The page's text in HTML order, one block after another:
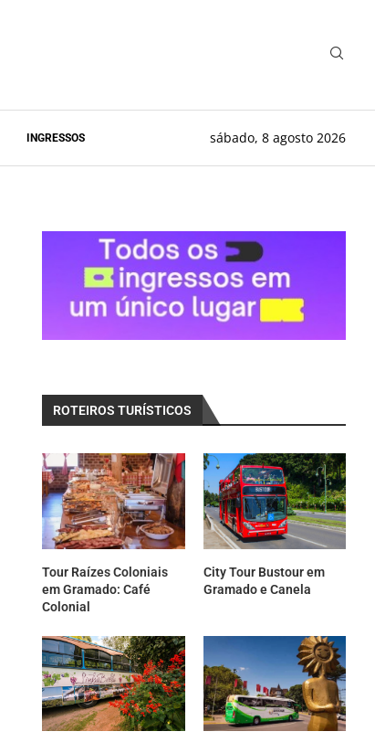
INGRESSOS sábado, 8 agosto 2026
ROTEIROS TURÍSTICOS
Tour Raízes Coloniais
em Gramado: Café
Colonial
City Tour Bustour em
Gramado e Canela